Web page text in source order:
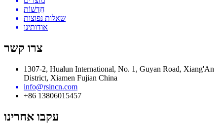
חֲדָשׁוֹת
שאלות נפוצות
אודותינו
צרו קשר
1307-2, Hualun International, No. 1, Guyan Road, Xiang'An
District, Xiamen Fujian China
info@rsincn.com
+86 13806015457
עקבו אחרינו